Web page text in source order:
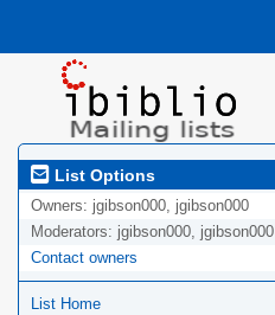
List Options
Owners: jgibson000, jgibson000
Moderators: jgibson000, jgibson000
Contact owners
List Home